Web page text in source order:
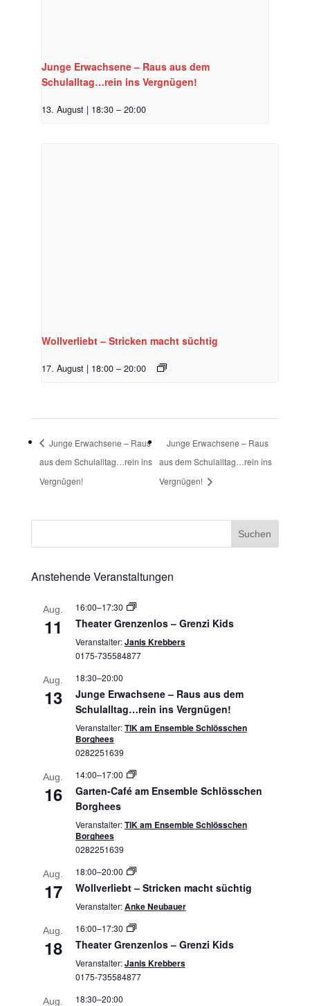
Junge Erwachsene – Raus aus dem
Schulalltag…rein ins Vergnügen!
13. August | 18:30 – 20:00
Wollverliebt – Stricken macht süchtig
17. August | 18:00 – 20:00
Junge Erwachsene – Raus
aus dem Schulalltag…rein ins
Vergnügen!
Junge Erwachsene – Raus
aus dem Schulalltag…rein ins
Vergnügen!
Anstehende Veranstaltungen
Aug.
11
16:00–17:30
Theater Grenzenlos – Grenzi Kids
Veranstalter:Janis Krebbers
0175-735584877
Aug.
13
18:30–20:00
Junge Erwachsene – Raus aus dem
Schulalltag…rein ins Vergnügen!
Veranstalter:TIK am Ensemble Schlösschen
Borghees
0282251639
Aug.
16
14:00–17:00
Garten-Café am Ensemble Schlösschen
Borghees
Veranstalter:TIK am Ensemble Schlösschen
Borghees
0282251639
Aug.
17
18:00–20:00
Wollverliebt – Stricken macht süchtig
Veranstalter:Anke Neubauer
Aug.
18
16:00–17:30
Theater Grenzenlos – Grenzi Kids
Veranstalter:Janis Krebbers
0175-735584877
Aug. 18:30–20:00